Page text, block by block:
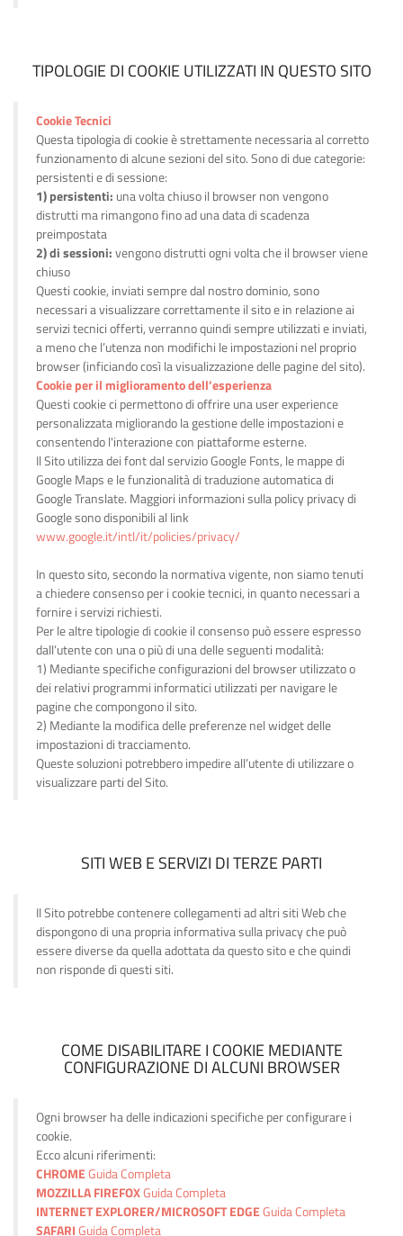
TIPOLOGIE DI COOKIE UTILIZZATI IN QUESTO SITO
Cookie Tecnici
Questa tipologia di cookie è strettamente necessaria al corretto
funzionamento di alcune sezioni del sito. Sono di due categorie:
persistenti e di sessione:
1) persistenti: una volta chiuso il browser non vengono
distrutti ma rimangono fino ad una data di scadenza
preimpostata
2) di sessioni:vengono distrutti ogni volta che il browser viene
chiuso
Questi cookie, inviati sempre dal nostro dominio, sono
necessari a visualizzare correttamente il sito e in relazione ai
servizi tecnici offerti, verranno quindi sempre utilizzati e inviati,
a meno che l’utenza non modifichi le impostazioni nel proprio
browser (inficiando così la visualizzazione delle pagine del sito).
Cookie per il miglioramento dell’esperienza
Questi cookie ci permettono di offrire una user experience
personalizzata migliorando la gestione delle impostazioni e
consentendo l'interazione con piattaforme esterne.
Il Sito utilizza dei font dal servizio Google Fonts, le mappe di
Google Maps e le funzionalità di traduzione automatica di
Google Translate. Maggiori informazioni sulla policy privacy di
Google sono disponibili al link
www.google.it/intl/it/policies/privacy/
In questo sito, secondo la normativa vigente, non siamo tenuti
a chiedere consenso per i cookie tecnici, in quanto necessari a
fornire i servizi richiesti.
Per le altre tipologie di cookie il consenso può essere espresso
dall’utente con una o più di una delle seguenti modalità:
1) Mediante specifiche configurazioni del browser utilizzato o
dei relativi programmi informatici utilizzati per navigare le
pagine che compongono il sito.
2) Mediante la modifica delle preferenze nel widget delle
impostazioni di tracciamento.
Queste soluzioni potrebbero impedire all’utente di utilizzare o
visualizzare parti del Sito.
SITI WEB E SERVIZI DI TERZE PARTI
Il Sito potrebbe contenere collegamenti ad altri siti Web che
dispongono di una propria informativa sulla privacy che può
essere diverse da quella adottata da questo sito e che quindi
non risponde di questi siti.
COME DISABILITARE I COOKIE MEDIANTE
CONFIGURAZIONE DI ALCUNI BROWSER
Ogni browser ha delle indicazioni specifiche per configurare i
cookie.
Ecco alcuni riferimenti:
CHROMEGuida Completa
MOZZILLA FIREFOXGuida Completa
INTERNET EXPLORER/MICROSOFT EDGEGuida Completa
SAFARIGuida Completa